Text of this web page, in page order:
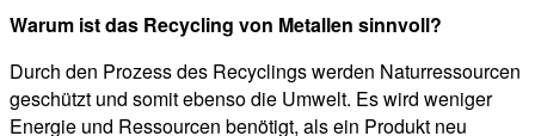
Warum ist das Recycling von Metallen sinnvoll?
Durch den Prozess des Recyclings werden Naturressourcen
geschützt und somit ebenso die Umwelt. Es wird weniger
Energie und Ressourcen benötigt, als ein Produkt neu